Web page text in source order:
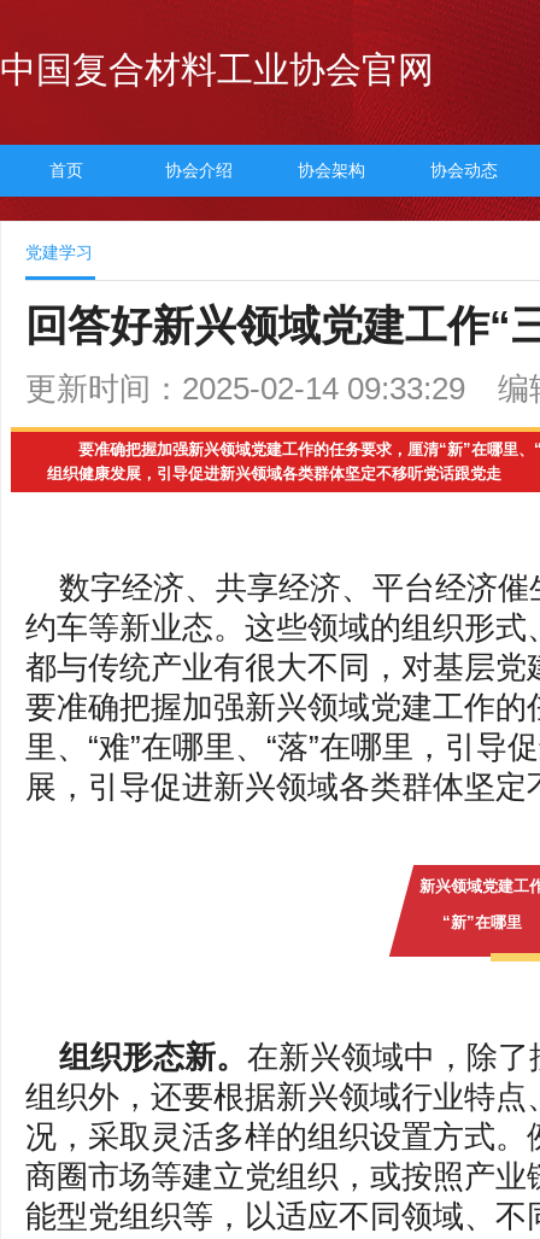
中国复合材料工业协会官网
首页 协会介绍 协会架构 协会动态
党建学习
回答好新兴领域党建工作“
更新时间：2025-02-14 09:33:29 编
要准确把握加强新兴领域党建工作的任务要求，厘清“新”在哪里
组织健康发展，引导促进新兴领域各类群体坚定不移听党话跟党走
数字经济、共享经济、平台经济
约车等新业态。这些领域的组织形
都与传统产业有很大不同，对基层
要准确把握加强新兴领域党建工作的
里、“难”在哪里、“落”在哪里，引导
展，引导促进新兴领域各类群体坚
新兴领域党建工
“新”在哪里
组织形态新。 在新兴领域中，除
组织外，还要根据新兴领域行业特
况，采取灵活多样的组织设置方式
商圈市场等建立党组织，或按照产
能型党组织等，以适应不同领域、